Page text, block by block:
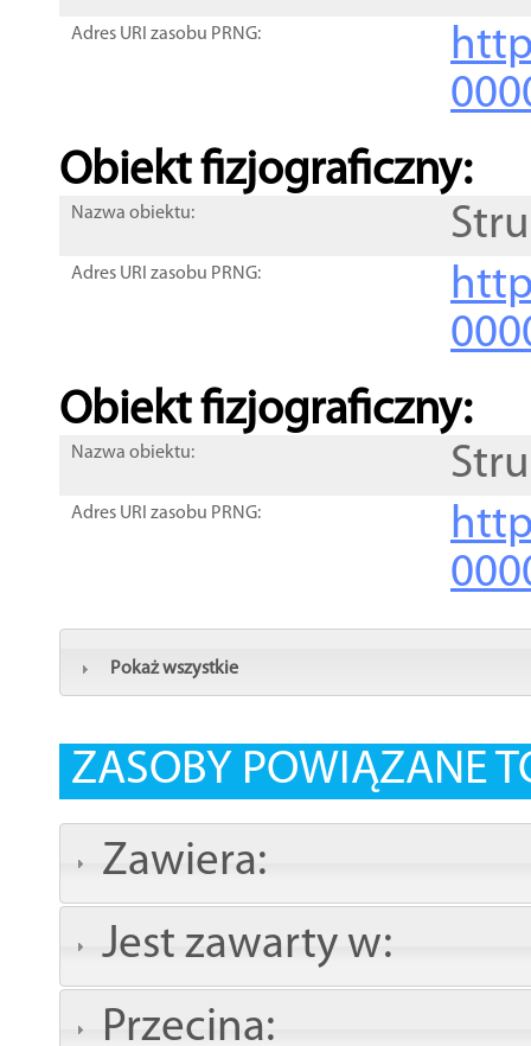
Adres URI zasobu PRNG:
Obiekt fizjograficzny:
Nazwa obiektu:
Adres URI zasobu PRNG:
Obiekt fizjograficzny:
Nazwa obiektu:
Adres URI zasobu PRNG:
Pokaż wszystkie
ZASOBY POWIĄZANE
Zawiera:
Jest zawarty w:
Przecina: